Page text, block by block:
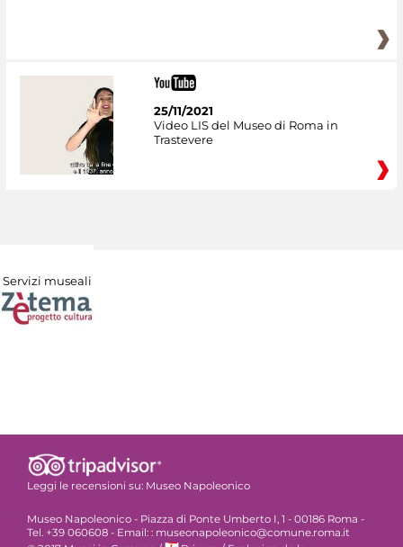
25/11/2021
Video LIS del Museo di Roma in
Trastevere
Servizi museali
Leggi le recensioni su: Museo Napoleonico
Museo Napoleonico - Piazza di Ponte Umberto I, 1 - 00186 Roma -
Tel. +39 060608 - Email: : museonapoleonico@comune.roma.it